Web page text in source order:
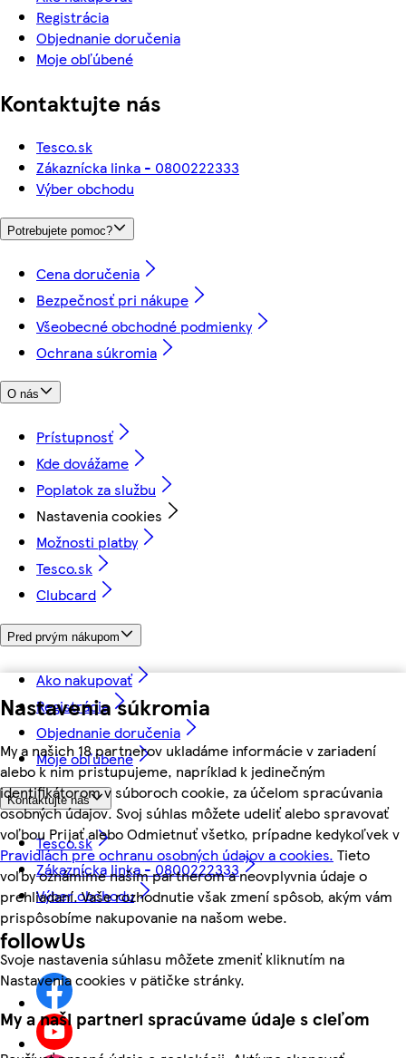
Nastavenia súkromia
My a našich 18 partnerov ukladáme informácie v zariadení
alebo k nim pristupujeme, napríklad k jedinečným
identifikátorom v súboroch cookie, za účelom spracúvania
osobných údajov. Svoj súhlas môžete udeliť alebo spravovať
voľbou Prijať alebo Odmietnuť všetko, prípadne kedykoľvek v
Pravidlách pre ochranu osobných údajov a cookies. Tieto
voľby oznámime našim partnerom a neovplyvnia údaje o
prehliadaní. Vaše rozhodnutie však zmení spôsob, akým vám
prispôsobíme nakupovanie na našom webe.
Svoje nastavenia súhlasu môžete zmeniť kliknutím na
Nastavenia cookies v pätičke stránky.
My a naši partneri spracúvame údaje s cieľom
Registrácia
Objednanie doručenia
Moje obľúbené
Kontaktujte nás
Tesco.sk
Zákaznícka linka - 0800222333
Výber obchodu
Potrebujete pomoc?
Cena doručenia
Bezpečnosť pri nákupe
Všeobecné obchodné podmienky
Ochrana súkromia
O nás
Prístupnosť
Kde dovážame
Poplatok za službu
Nastavenia cookies
Možnosti platby
Tesco.sk
Clubcard
Pred prvým nákupom
Ako nakupovať
Registrácia
Objednanie doručenia
Moje obľúbené
Kontaktujte nás
Tesco.sk
Zákaznícka linka - 0800222333
Výber obchodu
followUs